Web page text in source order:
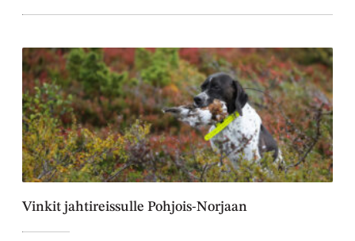
Vinkit jahtireissulle Pohjois-Norjaan